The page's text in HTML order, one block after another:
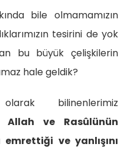
bile olmamamızın
tesirini de yok
bu büyük çelişkilerin
hale geldik?
bilinenlerimiz
Allah ve Rasûlünün
ve yanlışını